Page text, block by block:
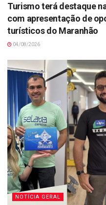
Turismo terá destaque
com apresentação de
turísticos do Maranhão
04/08/2026
NOTÍCIA GERAL